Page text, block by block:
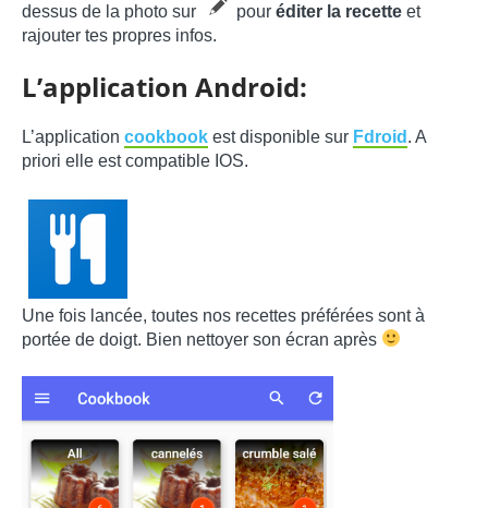
dessus de la photo sur
pour éditer la recette et
rajouter tes propres infos.
L’application Android:
L’application cookbook est disponible sur Fdroid . A
priori elle est compatible IOS.
Une fois lancée, toutes nos recettes préférées sont à
portée de doigt. Bien nettoyer son écran après